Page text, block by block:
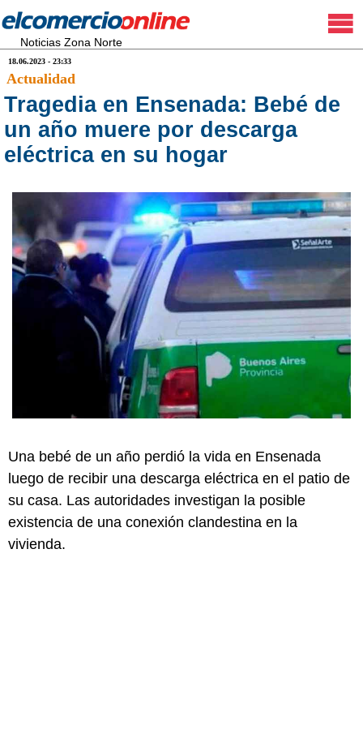
Noticias Zona Norte
18.06.2023 - 23:33
Actualidad
Tragedia en Ensenada: Bebé de
un año muere por descarga
eléctrica en su hogar
Una bebé de un año perdió la vida en Ensenada
luego de recibir una descarga eléctrica en el patio de
su casa. Las autoridades investigan la posible
existencia de una conexión clandestina en la
vivienda.